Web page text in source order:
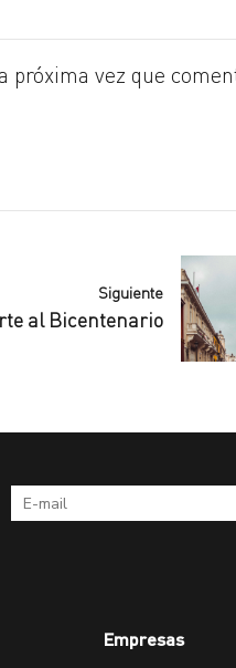
próxima vez que
Siguiente
al Bicentenario
Empresas